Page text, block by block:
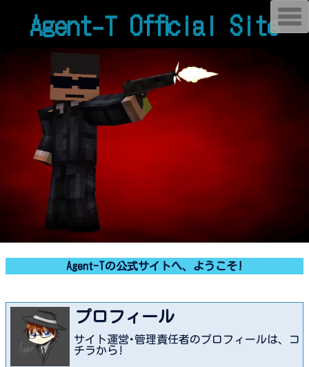
Agent-T Official Site
Agent-Tの公式サイトへ、ようこそ!
プロフィール
サイト運営･管理責任者のプロフィールは、コ
チラから!
T
o
g